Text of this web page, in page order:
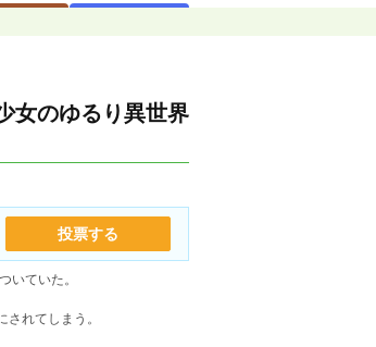
女のゆるり異世界
投票する
いていた。
れてしまう。